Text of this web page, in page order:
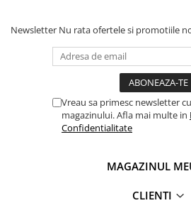
Newsletter Nu rata ofertele si promotiile
Vreau sa primesc newsletter
magazinului. Afla mai multe in
Confidentialitate
MAGAZINUL
CLIENTI